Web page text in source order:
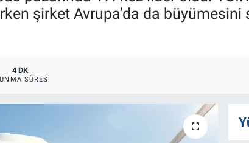
şirket Avrupa’da da büyümesini
4 DK
SÜRESI